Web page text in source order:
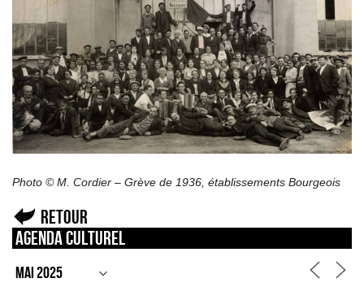
Photo © M. Cordier – Grève de 1936, établissements Bourgeois
Retour
Agenda culturel